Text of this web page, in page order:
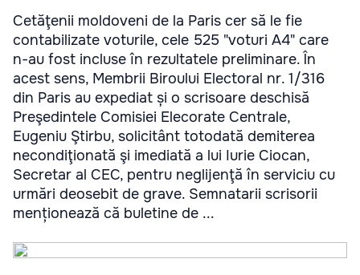
Cetăţenii moldoveni de la Paris cer să le fie
contabilizate voturile, cele 525 "voturi A4" care
n-au fost incluse în rezultatele preliminare. În
acest sens, Membrii Biroului Electoral nr. 1/316
din Paris au expediat și o scrisoare deschisă
Preşedintele Comisiei Elecorate Centrale,
Eugeniu Ştirbu, solicitânt totodată demiterea
necondiţionată şi imediată a lui Iurie Ciocan,
Secretar al CEC, pentru neglijenţă în serviciu cu
urmări deosebit de grave. Semnatarii scrisorii
menționează că buletine de ...